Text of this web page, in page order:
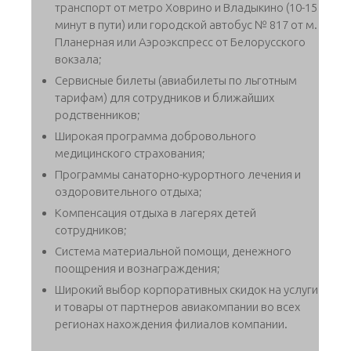
транспорт от метро Ховрино и Владыкино (10-15
минут в пути) или городской автобус № 817 от м.
Планерная или Аэроэкспресс от Белорусского
вокзала;
Сервисные билеты (авиабилеты по льготным
тарифам) для сотрудников и ближайших
родственников;
Широкая программа добровольного
медицинского страхования;
Программы санаторно-курортного лечения и
оздоровительного отдыха;
Компенсация отдыха в лагерях детей
сотрудников;
Система материальной помощи, денежного
поощрения и вознаграждения;
Широкий выбор корпоративных скидок на услуги
и товары от партнеров авиакомпании во всех
регионах нахождения филиалов компании.